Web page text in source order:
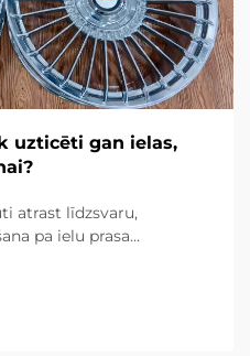
uzticēti gan ielas,
atrast līdzsvaru,
pa ielu prasa
prasa ārkārtēju vieglumu,
riteņi...